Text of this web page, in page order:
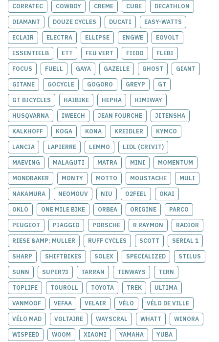
CORRATEC COWBOY CREME CUBE DECATHLON
DIAMANT DOUZE CYCLES DUCATI EASY-WATTS
ECLAIR ELECTRA ELLIPSE ENGWE EOVOLT
ESSENTIELB ETT FEU VERT FIIDO FLEBI
FOCUS FUELL GAYA GAZELLE GHOST GIANT
GITANE GOCYCLE GOGORO GREYP GT
GT BICYCLES HAIBIKE HEPHA HIMIWAY
HUSQVARNA IWEECH JEAN FOURCHE JITENSHA
KALKHOFF KOGA KONA KREIDLER KYMCO
LANCIA LAPIERRE LEMMO LIDL (CRIVIT)
MAEVING MALAGUTI MATRA MINI MOMENTUM
MONDRAKER MONTY MOTTO MOUSTACHE MULI
NAKAMURA NEOMOUV NIU O2FEEL OKAI
OKLÖ ONE MILE BIKE ORBEA ORIGINE PARCO
PEUGEOT PIAGGIO PORSCHE R RAYMON RADIOR
RIESE &AMP; MULLER RUFF CYCLES SCOTT SERIAL 1
SHARP SHIFTBIKES SOLEX SPECIALIZED STILUS
SUNN SUPER73 TARRAN TENWAYS TERN
TOPLIFE TOUROLL TOYOTA TREK ULTIMA
VANMOOF VEFAA VELAIR VÉLO VÉLO DE VILLE
VÉLO MAD VOLTAIRE WAYSCRAL WHATT WINORA
WISPEED WOOM XIAOMI YAMAHA YUBA